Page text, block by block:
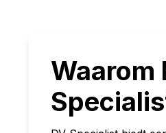
Waarom